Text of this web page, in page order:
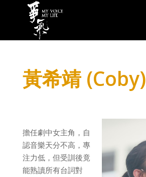
黃希靖 (Coby)
擔任劇中女主角，自
認音樂天分不高，專
注力低，但受訓後竟
能熟讀所有台詞對